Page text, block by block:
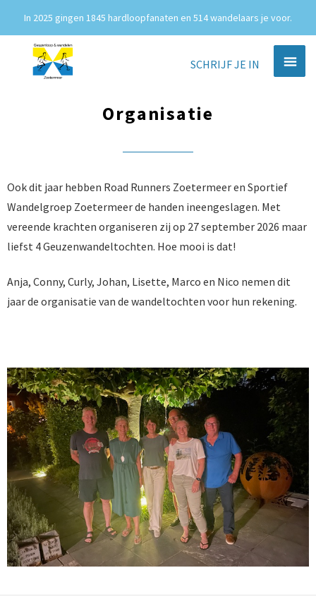
In 2025 gingen 1845 hardloopfanaten en 514 wandelaars je voor.
SCHRIJF JE IN
Organisatie
Ook dit jaar hebben Road Runners Zoetermeer en Sportief
Wandelgroep Zoetermeer de handen ineengeslagen. Met
vereende krachten organiseren zij op 27 september 2026 maar
liefst 4 Geuzenwandeltochten. Hoe mooi is dat!
Anja, Conny, Curly, Johan, Lisette, Marco en Nico nemen dit
jaar de organisatie van de wandeltochten voor hun rekening.